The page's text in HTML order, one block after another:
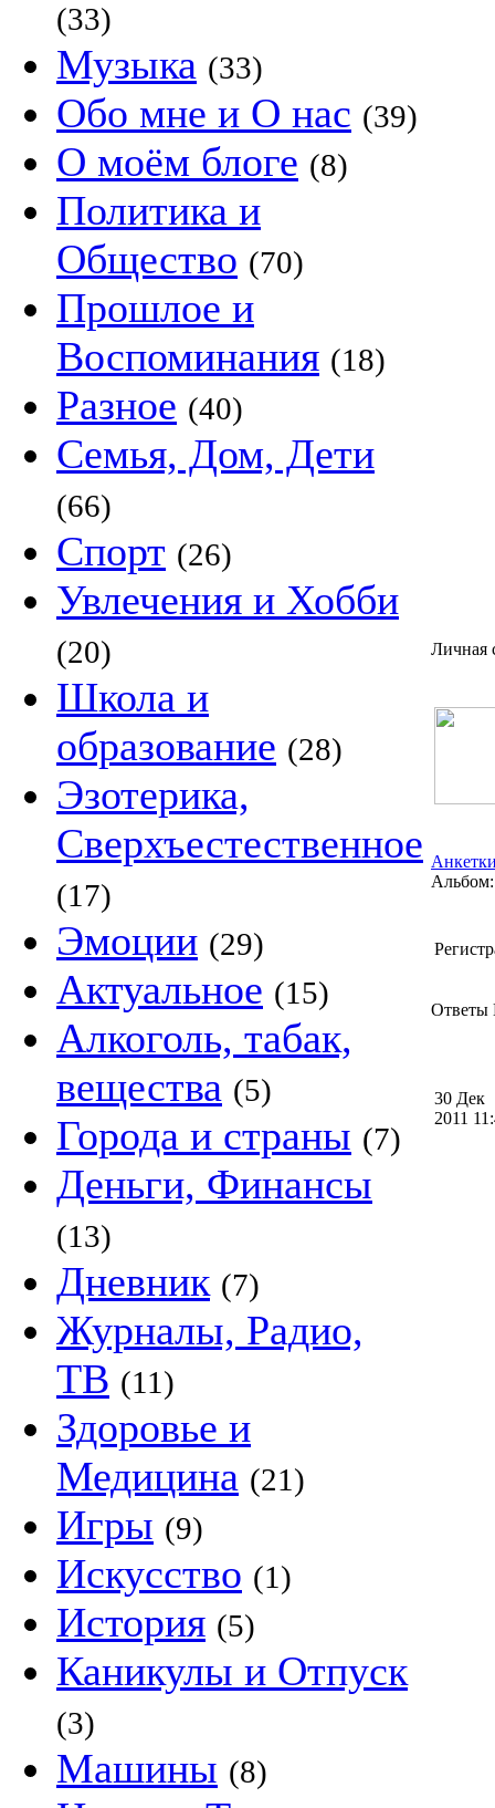
(33)
Музыка (33)
Обо мне и О нас (39)
О моём блоге (8)
Политика и
Общество (70)
Прошлое и
Воспоминания (18)
Разное (40)
Семья, Дом, Дети
(66)
Спорт (26)
Увлечения и Хобби
(20)
Школа и
образование (28)
Эзотерика,
Сверхъестественное
(17)
Эмоции (29)
Актуальное (15)
Алкоголь, табак,
вещества (5)
Города и страны (7)
Деньги, Финансы
(13)
Дневник (7)
Журналы, Радио,
ТВ (11)
Здоровье и
Медицина (21)
Игры (9)
Искусство (1)
История (5)
Каникулы и Отпуск
(3)
Машины (8)
Личная
Ответы
30 Дек
2011